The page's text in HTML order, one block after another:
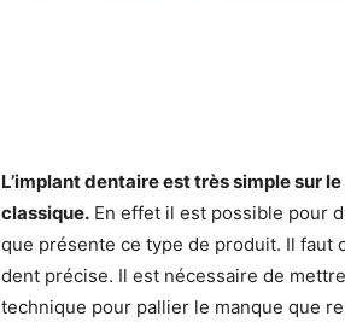
L’implant dentaire est très simple sur
classique. En effet il est possible pour
que présente ce type de produit. Il faut
dent précise. Il est nécessaire de
technique pour pallier le manque que